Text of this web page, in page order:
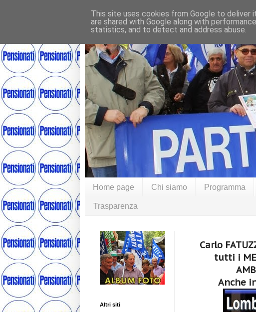
Home page Chi siamo Programma
Trasparenza
Carlo
tutti i
Anche
Altri siti
This site uses cookies from Google to deliver
are shared with Google along with
statistics, and to detect and address abuse.